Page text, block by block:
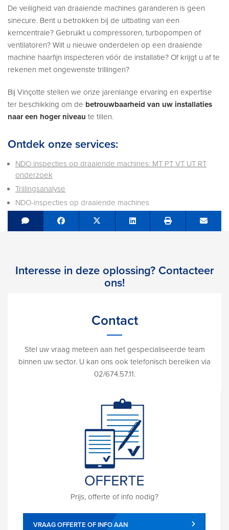
De veiligheid van draaiende machines garanderen is geen
sinecure. Bent u betrokken bij de uitbating van een
kerncentrale? Gebruikt u compressoren, turbopompen of
ventilatoren? Wilt u nieuwe onderdelen op een draaiende
machine haarfijn inspecteren vóór de installatie? Of krijgt u af te
rekenen met ongewenste trillingen?
Bij Vinçotte stellen we onze jarenlange ervaring en expertise
ter beschikking om de betrouwbaarheid van uw installaties
naar een hoger niveau te tillen.
Ontdek onze services:
NDO inspecties op draaiende machines: MT PT VT UT RT
onderzoek
Trillingsanalyse
NDO-inspecties op draaiende machines
Share on Facebook
Tweet Share on LinkedIn Send
Interesse in deze oplossing? Contacteer
ons!
Contact
Stel uw vraag meteen aan het gespecialiseerde team
binnen uw sector. U kan ons ook telefonisch bereiken via
02/674.57.11.
Prijs, offerte of info nodig?
VRAAG OFFERTE OF INFO AAN